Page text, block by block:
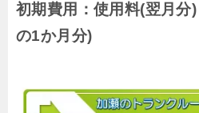
初期費用：使用料(翌月分
の1か月分)